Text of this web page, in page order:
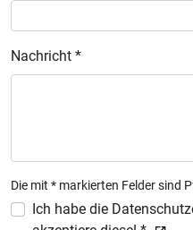
Nachricht *
Die mit * markierten Felder sind
Ich habe die